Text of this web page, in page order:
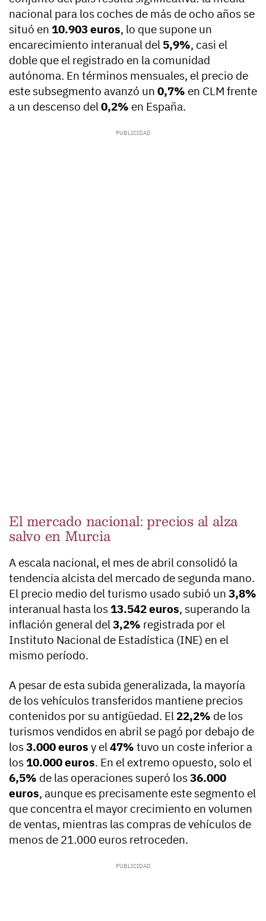
nacional para los coches de más de ocho años se
situó en 10.903 euros, lo que supone un
encarecimiento interanual del 5,9%, casi el
doble que el registrado en la comunidad
autónoma. En términos mensuales, el precio de
este subsegmento avanzó un 0,7% en CLM frente
a un descenso del0,2% en España.
El mercado nacional: precios al alza
salvo en Murcia
A escala nacional, el mes de abril consolidó la
tendencia alcista del mercado de segunda mano.
El precio medio del turismo usado subió un 3,8%
interanual hasta los 13.542 euros, superando la
inflación general del3,2% registrada por el
Instituto Nacional de Estadística (INE) en el
mismo período.
A pesar de esta subida generalizada, la mayoría
de los vehículos transferidos mantiene precios
contenidos por su antigüedad. El 22,2% de los
turismos vendidos en abril se pagó por debajo de
los3.000 euros y el47% tuvo un coste inferior a
los 10.000 euros. En el extremo opuesto, solo el
6,5% de las operaciones superó los36.000
euros, aunque es precisamente este segmento el
que concentra el mayor crecimiento en volumen
de ventas, mientras las compras de vehículos de
menos de 21.000 euros retroceden.